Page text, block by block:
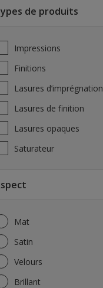
Types de produits
Impressions
Finitions
Lasures d’imprégnation
Lasures de finition
Lasures opaques
Saturateur
Aspect
Mat
Satin
Velours
Brillant